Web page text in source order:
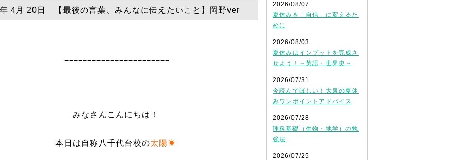
4月 20日 【最後の言葉、みんなに伝えたいこと】岡野ver
=======================
みなさんこんにちは！
本日は自称八千代台校の太陽☀
2026/08/07
夏休みを「自信」に変えるた
めに
2026/08/03
夏休みはインプットを完成さ
せよう！～英語・世界史～
2026/07/31
今読んでほしい！大泉の夏休
みワンポイントアドバイス
2026/07/28
理科基礎（生物・地学）の勉
強法
2026/07/25